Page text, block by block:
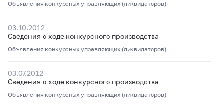
Объявления конкурсных управляющих (ликвидаторов)
03.10.2012
Сведения о ходе конкурсного производства
Объявления конкурсных управляющих (ликвидаторов)
03.07.2012
Сведения о ходе конкурсного производства
Объявления конкурсных управляющих (ликвидаторов)